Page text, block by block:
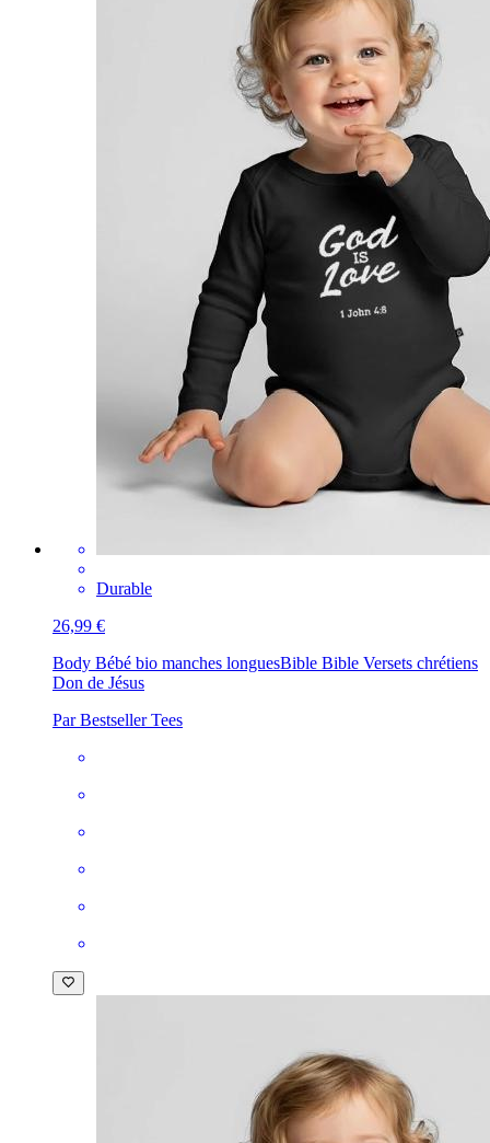
Durable
26,99 €
Body Bébé bio manches longuesBible Bible Versets chrétiens
Don de Jésus
Par Bestseller Tees